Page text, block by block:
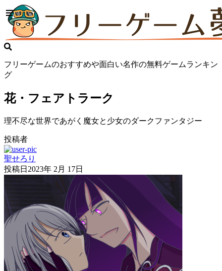
フリーゲームのおすすめや面白い名作の無料ゲームランキン
グ
花・フェアトラーク
理不尽な世界であがく魔女と少女のダークファンタジー
投稿者
聖せろり
投稿日 2023年 2月 17日